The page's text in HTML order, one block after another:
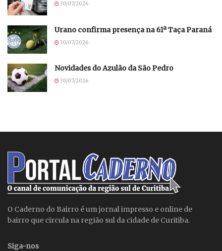
30/07/2026
Urano confirma presença na 61ª Taça Paraná
30/07/2026
Novidades do Azulão da São Pedro
30/07/2026
O Caderno do Bairro é um jornal impresso e online de
bairro que circula na região sul da cidade de Curitiba.
Siga-nos